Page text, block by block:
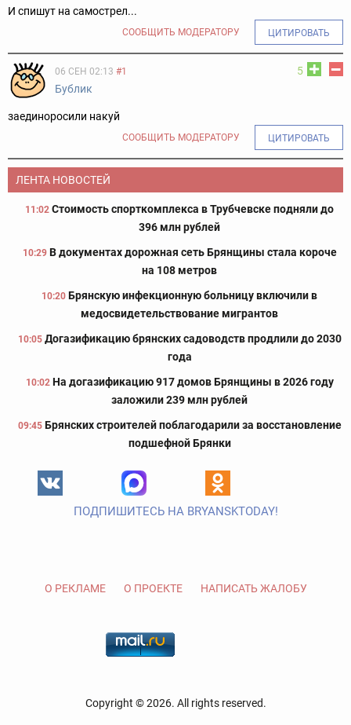
И спишут на самострел...
СООБЩИТЬ МОДЕРАТОРУ ЦИТИРОВАТЬ
5
06 СЕН 02:13 #1
Бублик
заединоросили накуй
СООБЩИТЬ МОДЕРАТОРУ ЦИТИРОВАТЬ
ЛЕНТА НОВОСТЕЙ
11:02 Стоимость спорткомплекса в Трубчевске подняли до
396 млн рублей
10:29 В документах дорожная сеть Брянщины стала короче
на 108 метров
10:20 Брянскую инфекционную больницу включили в
медосвидетельствование мигрантов
10:05 Догазификацию брянских садоводств продлили до 2030
года
10:02 На догазификацию 917 домов Брянщины в 2026 году
заложили 239 млн рублей
09:45 Брянских строителей поблагодарили за восстановление
подшефной Брянки
ПОДПИШИТЕСЬ НА BRYANSKTODAY!
О РЕКЛАМЕ О ПРОЕКТЕ НАПИСАТЬ ЖАЛОБУ
Copyright © 2026. All rights reserved.